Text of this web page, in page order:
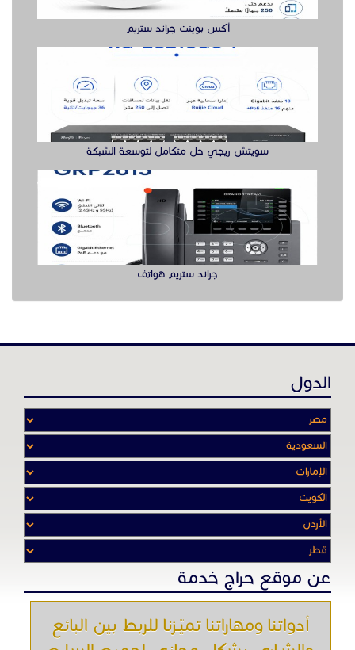
جراند ستريم هواتف
الدول
عن موقع حراج خدمة
أدواتنا ومهاراتنا تميّـزنا للربط بين البائع
والشـاري بشكل مجاني لجميـع السلــع
والخـدمـات أينمـــا أرادوا وحيثـمـا كانـوا
تصفح في الموقع
الرئيسية
شروط الاستخدام
اتصل بنا